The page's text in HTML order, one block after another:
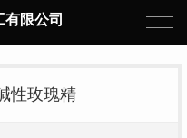
限公司
性玫瑰精